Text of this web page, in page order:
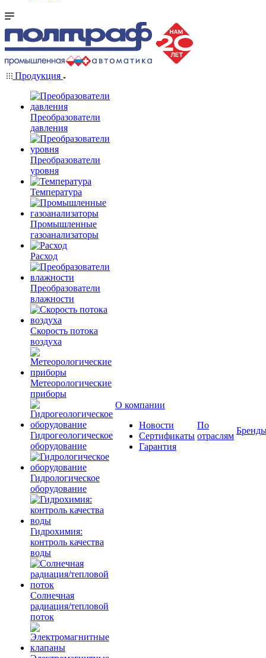
Продукция
Преобразователи
давления
Преобразователи
уровня
Температура
Промышленные
газоанализаторы
Расход
Преобразователи
влажности
Скорость потока
воздуха
Метеорологические
приборы
Гидрогеологическое
оборудование
Гидрологическое
оборудование
Гидрохимия:
контроль качества
воды
Солнечная
радиация/тепловой
поток
О компании
Новости
Сертификаты
Гарантия
По
отраслям